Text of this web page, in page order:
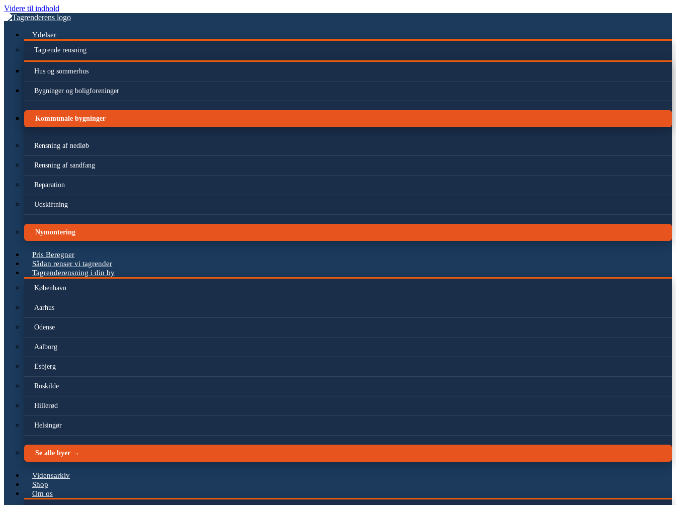
Videre til indhold
Ydelser
Tagrende rensning
Hus og sommerhus
Bygninger og boligforeninger
Kommunale bygninger
Rensning af nedløb
Rensning af sandfang
Reparation
Udskiftning
Nymontering
Pris Beregner
Sådan renser vi tagrender
Tagrenderensning i din by
København
Aarhus
Odense
Aalborg
Esbjerg
Roskilde
Hillerød
Helsingør
Se alle byer →
Vidensarkiv
Shop
Om os